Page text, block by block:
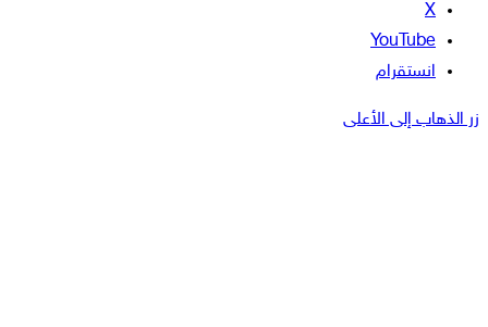
‫X
‫YouTube
انستقرام
زر الذهاب إلى الأعلى